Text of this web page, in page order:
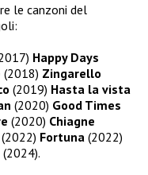
le canzoni del
Happy Days
(2018) Zingarello
(2019) Hasta la vista
(2020) Good Times
(2020) Chiagne
(2022) Fortuna (2022)
(2024).